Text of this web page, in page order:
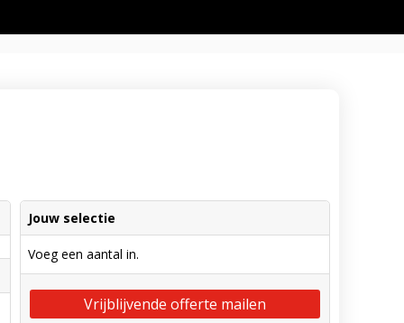
Jouw selectie
Voeg een aantal in.
Vrijblijvende offerte mailen